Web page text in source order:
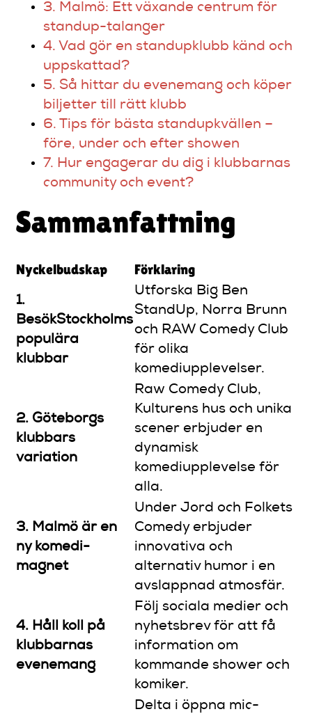
3. Malmö: Ett växande centrum för
standup-talanger
4. Vad gör en standupklubb känd och
uppskattad?
5. Så hittar du evenemang och köper
biljetter till rätt klubb
6. Tips för bästa standupkvällen –
före, under och efter showen
7. Hur engagerar du dig i klubbarnas
community och event?
Sammanfattning
Nyckelbudskap Förklaring
1.
BesökStockholms
populära
klubbar
Utforska Big Ben
StandUp, Norra Brunn
och RAW Comedy Club
för olika
komediupplevelser.
2. Göteborgs
klubbars
variation
Raw Comedy Club,
Kulturens hus och unika
scener erbjuder en
dynamisk
komediupplevelse för
alla.
3. Malmö är en
ny komedi-
magnet
Under Jord och Folkets
Comedy erbjuder
innovativa och
alternativ humor i en
avslappnad atmosfär.
4. Håll koll på
klubbarnas
evenemang
Följ sociala medier och
nyhetsbrev för att få
information om
kommande shower och
komiker.
Delta i öppna mic-